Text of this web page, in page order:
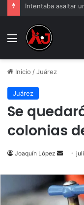
Menu
Inicio /Juárez
Juárez
Se
colonias
Joaquín López
Send
email